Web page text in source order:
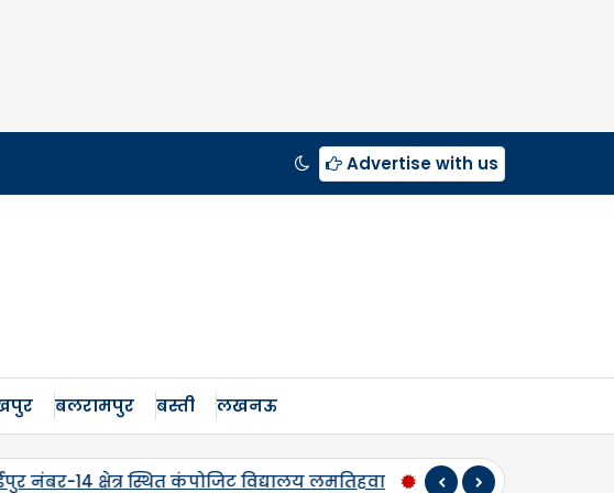
Advertise with us
बलरामपुर बस्ती लखनऊ
पांचवीं पुण्यतिथि पर स्व. कौशलेन्द्र प्रताप सिंह को दी श्रद्धांजलि, 500